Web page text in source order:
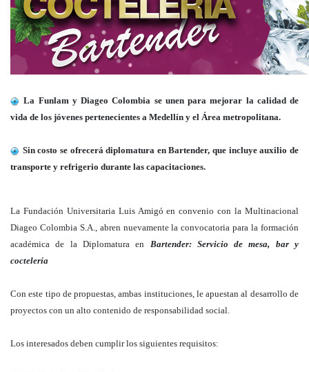
La Funlam y Diageo Colombia se unen para mejorar la calidad de
vida de los jóvenes pertenecientes a Medellín y el Área metropolitana.
Sin costo se ofrecerá diplomatura en Bartender, que incluye auxilio de
transporte y refrigerio durante las capacitaciones.
La Fundación Universitaria Luis Amigó en convenio con la Multinacional
Diageo Colombia S.A., abren nuevamente la convocatoria para la formación
académica de la Diplomatura en Bartender: Servicio de mesa, bar y
coctelería
Con este tipo de propuestas, ambas instituciones, le apuestan al desarrollo de
proyectos con un alto contenido de responsabilidad social.
Los interesados deben cumplir los siguientes requisitos: